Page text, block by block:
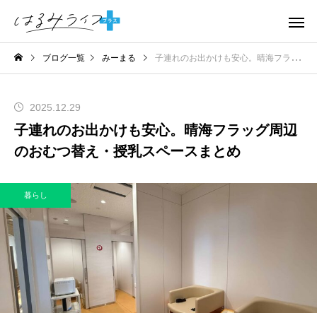
ブログ一覧 みーまる 子連れのお出かけも安心。晴海フラッグ周辺のおむつ替え・授乳スペースまとめ
2025.12.29
子連れのお出かけも安心。晴海フラッグ周辺
のおむつ替え・授乳スペースまとめ
暮らし